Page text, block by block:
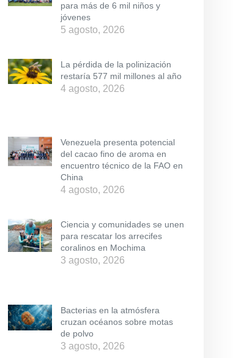
para más de 6 mil niños y
jóvenes
5 agosto, 2026
La pérdida de la polinización
restaría 577 mil millones al año
4 agosto, 2026
Venezuela presenta potencial
del cacao fino de aroma en
encuentro técnico de la FAO en
China
4 agosto, 2026
Ciencia y comunidades se unen
para rescatar los arrecifes
coralinos en Mochima
3 agosto, 2026
Bacterias en la atmósfera
cruzan océanos sobre motas
de polvo
3 agosto, 2026